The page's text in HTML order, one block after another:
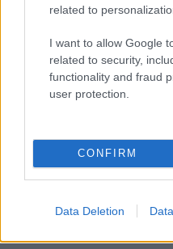
related to
I want to allow Google
related to security,
functionality and fraud
user protection.
CONFIRM
Data Deletion
INŠTITUT
invalidi
Več iz kategorije
Nevarna najdba v Dravogradu: